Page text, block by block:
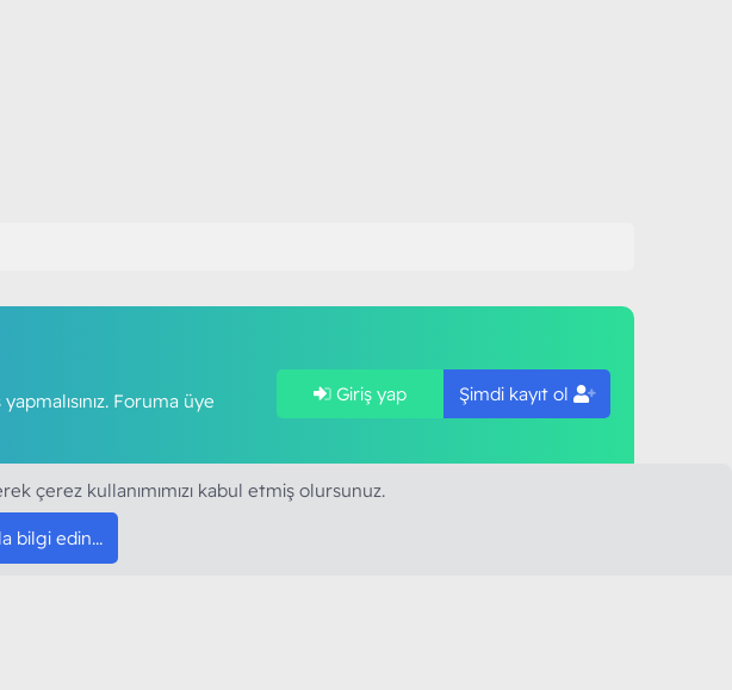
Foruma üye
Giriş yap Şimdi kayıt ol
çerez kullanımımızı kabul etmiş olursunuz.
bilgi edin…